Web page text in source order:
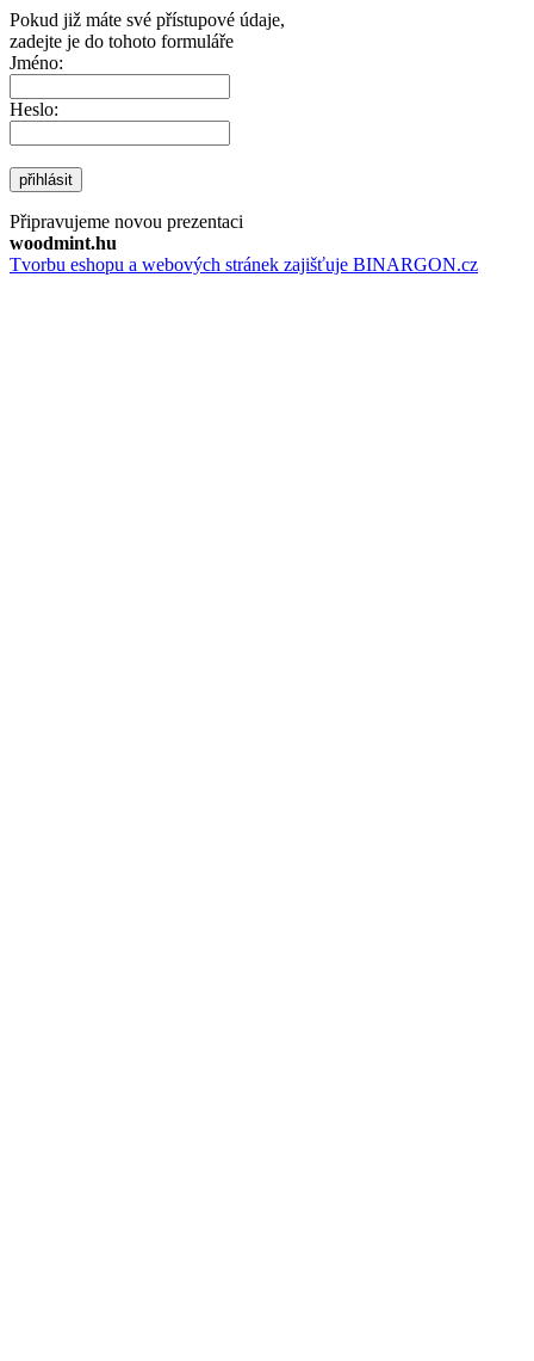
Pokud již máte své přístupové údaje,
zadejte je do tohoto formuláře
Jméno:
Heslo:
přihlásit
Připravujeme novou prezentaci
woodmint.hu
Tvorbu eshopu a webových stránek zajišťuje BINARGON.cz